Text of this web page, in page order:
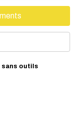
sans outils